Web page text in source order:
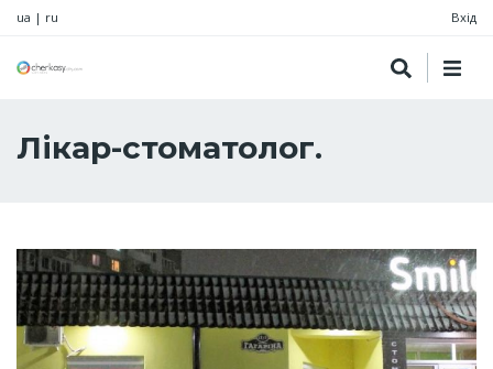
ua | ru Вхід
Лікар-стоматолог.